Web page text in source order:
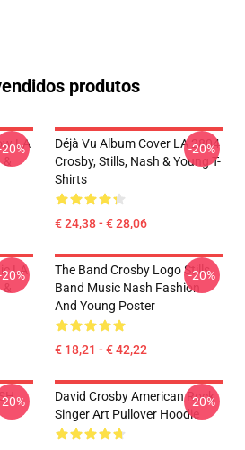
produtos
LA
Déjà Vu Album Cover LA 2804
Crosby, Stills, Nash & Young T-
Shirts
€ 24,38 - € 28,06
-20%
LA
The Band Crosby Logo Stills
Band Music Nash Fashion
And Young Poster
€ 18,21 - € 42,22
-20%
David Crosby American Rock
Singer Art Pullover Hoodie
-20%